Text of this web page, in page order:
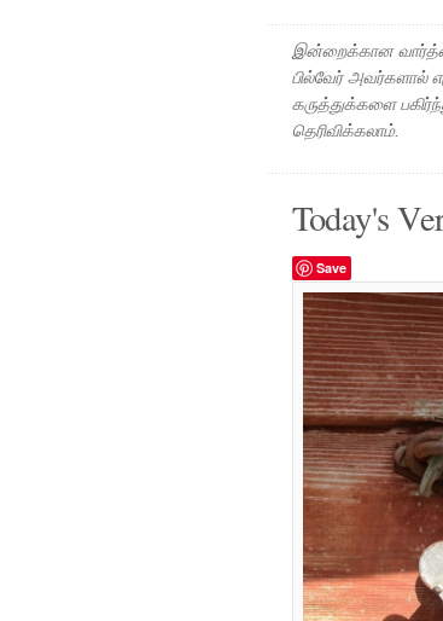
இன்றைக்கான
பில்வேர் அவர்களால்
கருத்துக்களை
தெரிவிக்கலாம்.
Today's
Save